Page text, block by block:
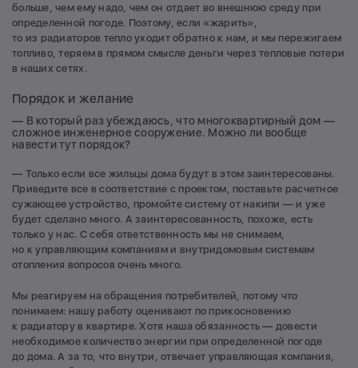
больше, чем ему надо, чем он отдает во внешнюю среду при
определенной погоде. Поэтому, если «жарить»,
то из радиаторов тепло уходит обратно к нам, и мы пережигаем
топливо, теряем в прямом смысле деньги через тепловые потери
в наших сетях.
Порядок и желание
— В который раз убеждаюсь, что многоквартирный дом —
сложное инженерное сооружение. Можно ли вообще
навести тут порядок?
— Только если все жильцы дома будут в этом заинтересованы.
Приведите все в соответствие с проектом, поставьте расчетное
сужающее устройство, промойте систему от накипи — и уже
будет сделано много. А заинтересованность, похоже, есть
только у нас. С себя ответственность мы не снимаем,
но к управляющим компаниям и внутридомовым системам
отопления вопросов очень много.
Мы реагируем на обращения потребителей, потому что
понимаем: нашу работу оценивают по прикосновению
к радиатору в квартире. Хотя наша обязанность — довести
необходимое количество энергии при определенной погоде
до дома. А за то, что внутри, отвечает управляющая компания,